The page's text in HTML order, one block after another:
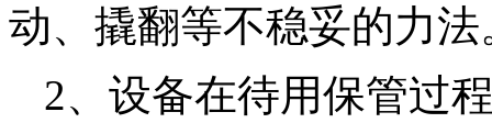
动、撬翻等不稳妥的力法
2、设备在待用保管过